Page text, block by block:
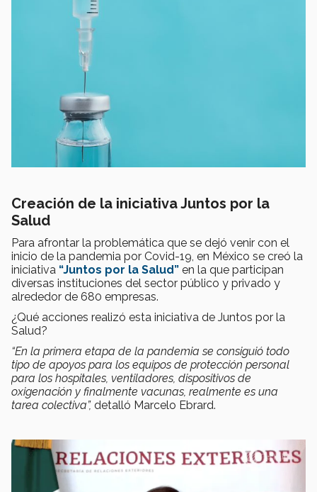
Creación de la iniciativaJuntos por la
Salud
Para afrontar la problemática que se dejó venir con el
inicio de la pandemia por Covid-19, en México se creó la
iniciativa “Juntos por la Salud” en la que participan
diversas instituciones del sector público y privado y
alrededor de 680 empresas.
¿Qué acciones realizó esta iniciativa de Juntos por la
Salud?
“En la primera etapa de la pandemia se consiguió todo
tipo de apoyos para los equipos de protección personal
para los hospitales, ventiladores, dispositivos de
oxigenación y finalmente vacunas, realmente es una
tarea colectiva”, detalló Marcelo Ebrard.